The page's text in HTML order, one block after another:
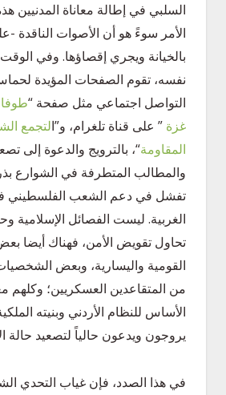
السلبي في إطالة معاناة المدنيين
الأمر سوءً هو أن الأصوات الناقدة -
بالخيانة ويجري إقصاؤها. وفي الوقت
نفسه، تقوم الصفحات المؤيدة
التواصل اجتماعي مثل صفحة “
غزة ” على قناة تلغرام، و”التجمع
المقاومة“، بالترويج والدعوة إلى
والمطالب المتطرفة في الشوارع
تفشل في دعم الشعب الفلسطيني
الغربية. ليست الفصائل الإسلامية
تحاول تقويض الأمن، فهناك أيضا
القومية واليسارية، وبعض
من المتقاعدين العسكريين؛
الأساس للنظام الأردني وبنيته
يروجون ويدعون حالياً لتصعيد حالة
في هذا الصدد، فإن غياب التحدي